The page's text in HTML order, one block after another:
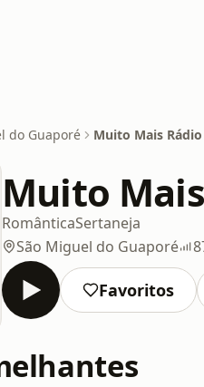
do Guaporé Muito Mais Rádio
Muito
RomânticaSertaneja
São Miguel do Guaporé
Favoritos